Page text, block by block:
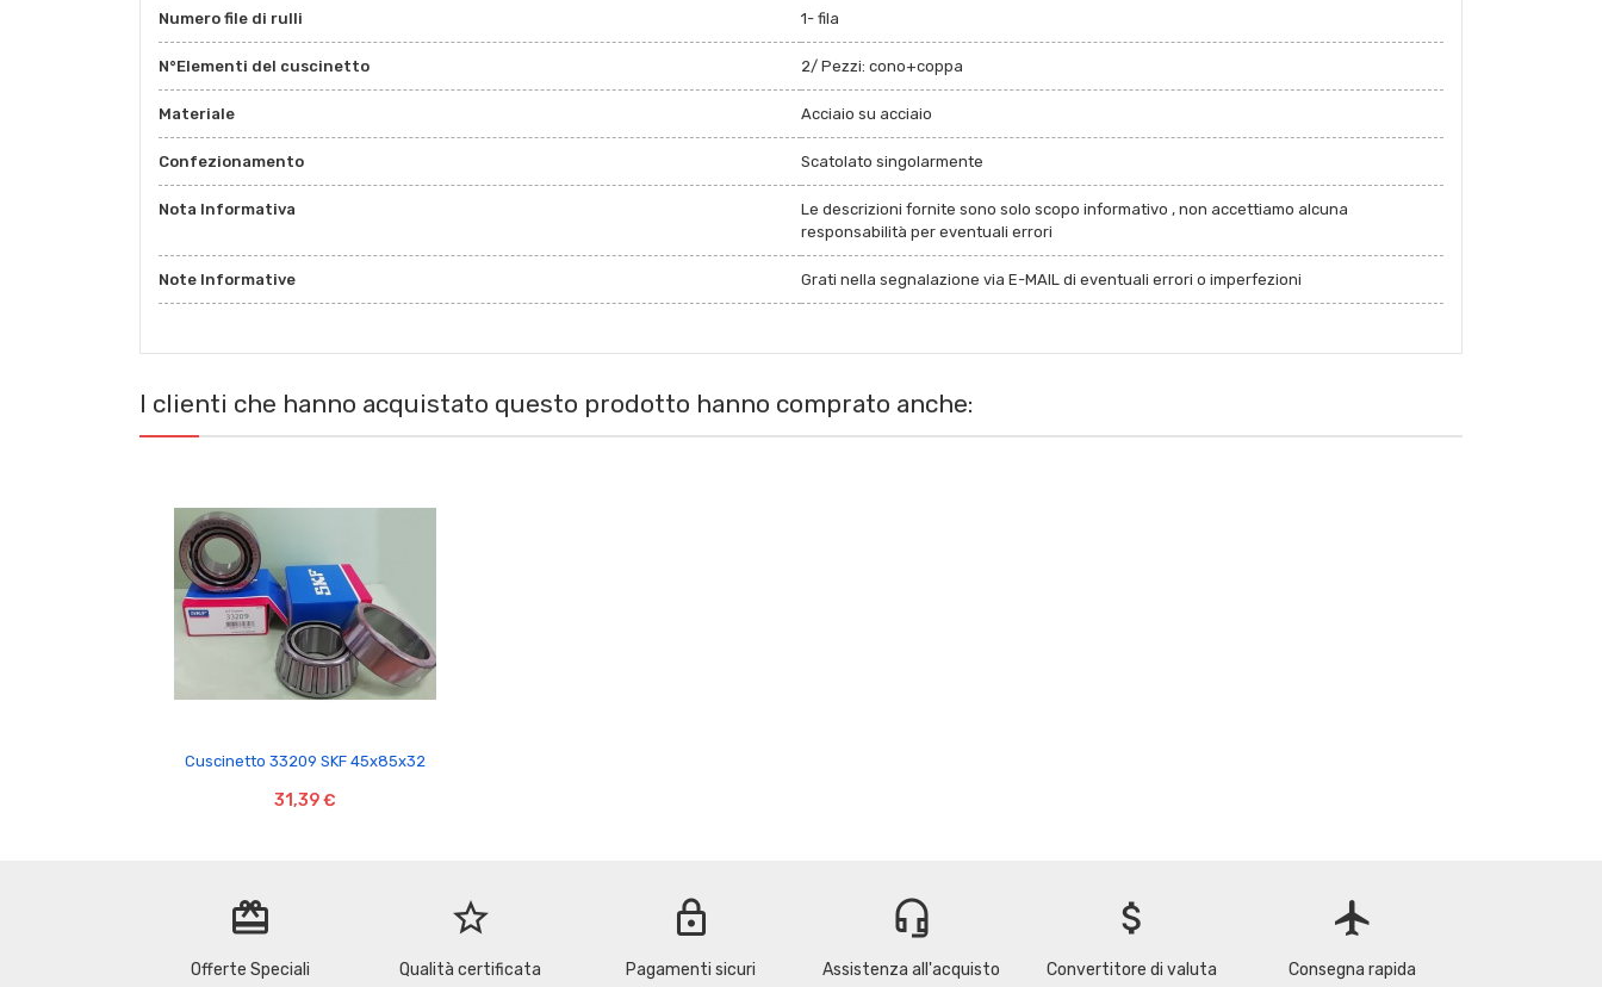
Numero file di rulli 1- fila
N°Elementi del cuscinetto 2/ Pezzi: cono+coppa
Materiale Acciaio su acciaio
Confezionamento Scatolato singolarmente
Nota Informativa
Le descrizioni fornite sono solo scopo informativo , non accettiamo alcuna
responsabilità per eventuali errori
Note Informative Grati nella segnalazione via E-MAIL di eventuali errori o imperfezioni
I clienti che hanno acquistato questo prodotto hanno comprato anche:

Cuscinetto 33209 SKF 45x85x32
31,39 €
redeem
Offerte Speciali
star_border
Qualità certificata
lock
Pagamenti sicuri
headset_mic
Assistenza all'acquisto
attach_money
Convertitore di valuta
flight
Consegna rapida